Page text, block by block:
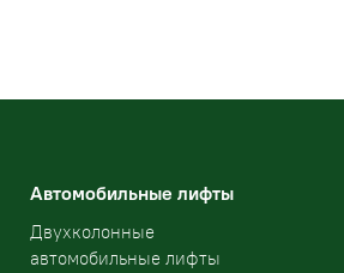
Автомобильные лифты
Двухколонные
автомобильные лифты